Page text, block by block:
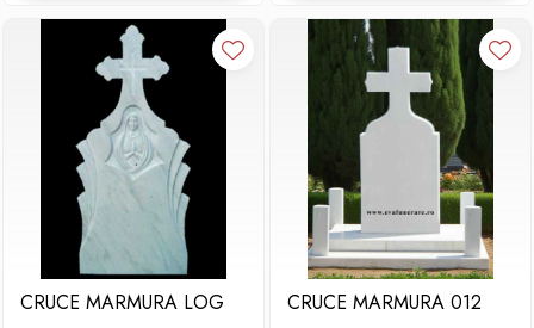
CRUCE MARMURA LOG CRUCE MARMURA 012